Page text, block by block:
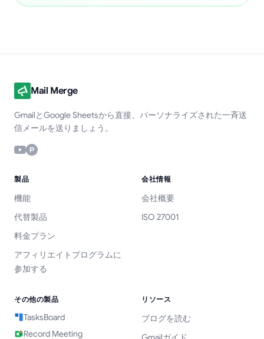
Mail Merge
GmailとGoogle Sheetsから直接、パーソナライズされた一斉送
信メールを送りましょう。
製品
機能
代替製品
料金プラン
アフィリエイトプログラムに
参加する
会社情報
会社概要
ISO 27001
その他の製品
TasksBoard
Record Meeting
リソース
ブログを読む